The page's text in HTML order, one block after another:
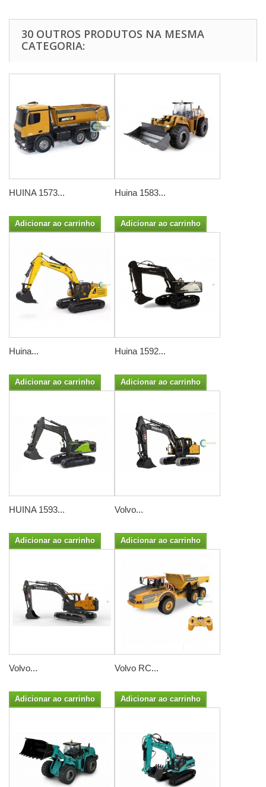
30 OUTROS PRODUTOS NA MESMA
CATEGORIA:
HUINA 1573...
Adicionar ao carrinho
Huina 1583...
Adicionar ao carrinho
Huina...
Adicionar ao carrinho
Huina 1592...
Adicionar ao carrinho
HUINA 1593...
Adicionar ao carrinho
Volvo...
Adicionar ao carrinho
Volvo...
Adicionar ao carrinho
Volvo RC...
Adicionar ao carrinho